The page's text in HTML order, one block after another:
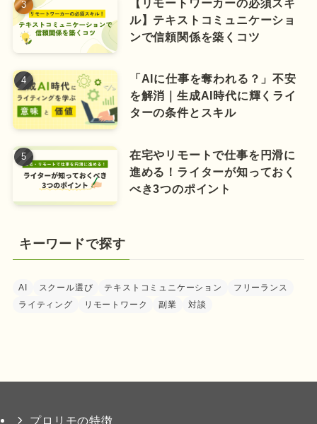
ル】テキストコミュニケーショ
ンで信頼関係を築くコツ
「AIに仕事を奪われる？」不安
を解消｜生成AI時代に輝くライ
ターの条件とスキル
在宅やリモートで仕事を円滑に
進める！ライターが知っておく
べき3つのポイント
キーワードで探す
AI スクール選び テキストコミュニケーション
フリーランス
ライティング
リモートワーク 副業 対談
プロリモの特徴